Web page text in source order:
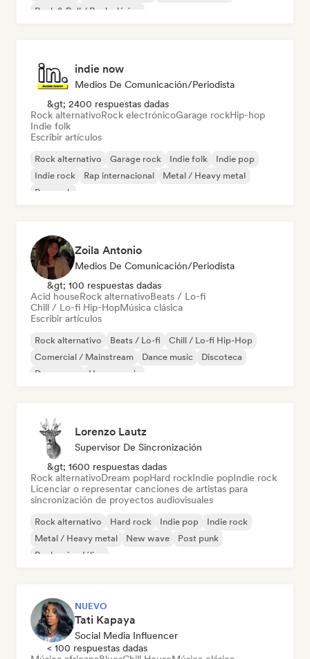
Rock & Roll / Rock clásico
indie now
Medios De Comunicación/Periodista
&gt; 2400 respuestas dadas
Rock alternativoRock electrónicoGarage rockHip-hop
Indie folk
Escribir artículos
Rock alternativo Garage rock Indie folk
Indie pop
Indie rock
Rap internacional
Metal / Heavy metal
Pop rock
Zoila Antonio
Medios De Comunicación/Periodista
&gt; 100 respuestas dadas
Acid houseRock alternativoBeats / Lo-fi
Chill / Lo-fi Hip-HopMúsica clásica
Escribir artículos
Rock alternativo Beats / Lo-fi
Chill / Lo-fi Hip-Hop
Comercial / Mainstream
Dance music
Discoteca
Dream pop
House music
Lorenzo Lautz
Supervisor De Sincronización
&gt; 1600 respuestas dadas
Rock alternativoDream popHard rockIndie popIndie rock
Licenciar o representar canciones de artistas para
sincronización de proyectos audiovisuales
Rock alternativo Hard rock Indie pop
Indie rock
Metal / Heavy metal
New wave
Post punk
Rock psicodélico
NUEVO
Tati Kapaya
Social Media Influencer
< 100 respuestas dadas